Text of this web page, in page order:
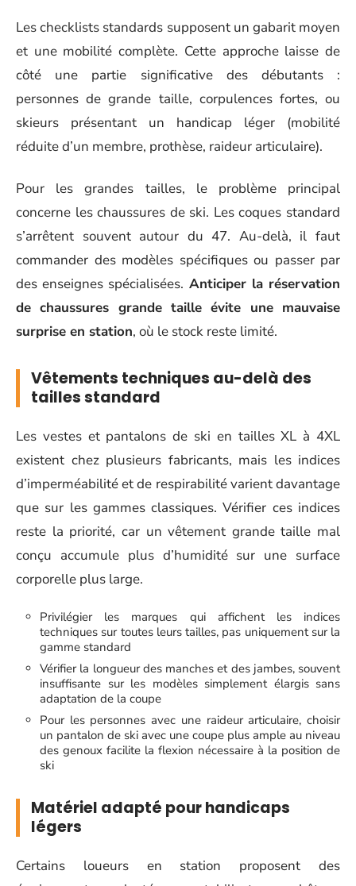
Les checklists standards supposent un gabarit moyen
et une mobilité complète. Cette approche laisse de
côté une partie significative des débutants :
personnes de grande taille, corpulences fortes, ou
skieurs présentant un handicap léger (mobilité
réduite d’un membre, prothèse, raideur articulaire).
Pour les grandes tailles, le problème principal
concerne les chaussures de ski. Les coques standard
s’arrêtent souvent autour du 47. Au-delà, il faut
commander des modèles spécifiques ou passer par
des enseignes spécialisées. Anticiper la réservation
de chaussures grande taille évite une mauvaise
surprise en station, où le stock reste limité.
Vêtements techniques au-delà des
tailles standard
Les vestes et pantalons de ski en tailles XL à 4XL
existent chez plusieurs fabricants, mais les indices
d’imperméabilité et de respirabilité varient davantage
que sur les gammes classiques. Vérifier ces indices
reste la priorité, car un vêtement grande taille mal
conçu accumule plus d’humidité sur une surface
corporelle plus large.
Privilégier les marques qui affichent les indices
techniques sur toutes leurs tailles, pas uniquement sur la
gamme standard
Vérifier la longueur des manches et des jambes, souvent
insuffisante sur les modèles simplement élargis sans
adaptation de la coupe
Pour les personnes avec une raideur articulaire, choisir
un pantalon de ski avec une coupe plus ample au niveau
des genoux facilite la flexion nécessaire à la position de
ski
Matériel adapté pour handicaps
légers
Certains loueurs en station proposent des